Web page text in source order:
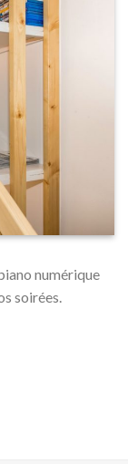
numérique
soirées.